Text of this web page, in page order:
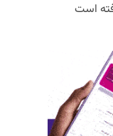
است